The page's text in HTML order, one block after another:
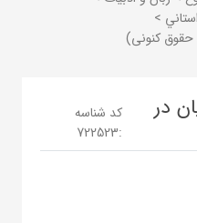
>
حقوق کنونی)
در
کد شناسه
:
722523